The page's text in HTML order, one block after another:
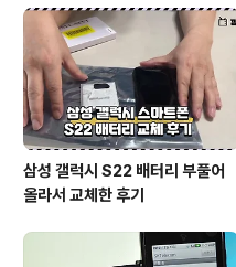
보고 싶었던 책을 보고 밖으로 나와 오
니다. 출간기념 외식 같은 기분으로~ 7
간이이서 그런지 다현이도 배가 많이 고
나게 잘먹더군요~ ^^ 돈까스 오..
삼성 갤럭시 S22 배터리 부풀어
올라서 교체한 후기